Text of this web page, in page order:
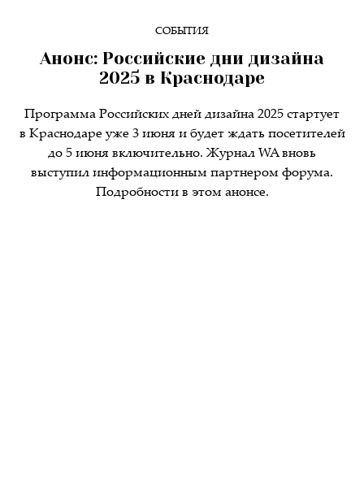
СОБЫТИЯ
Анонс: Российские дни дизайна
2025 в Краснодаре
Программа Российских дней дизайна 2025 стартует
в Краснодаре уже 3 июня и будет ждать посетителей
до 5 июня включительно. Журнал WA вновь
выступил информационным партнером форума.
Подробности в этом анонсе.